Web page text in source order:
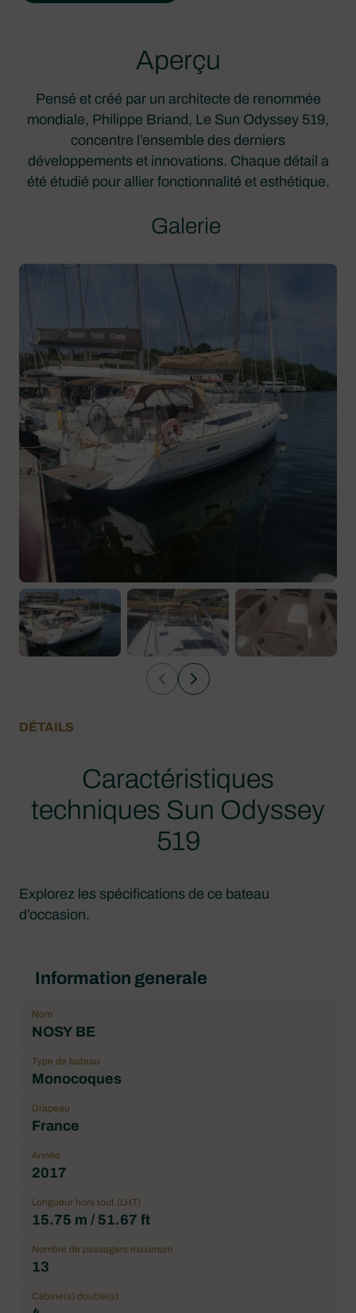
Aperçu
Pensé et créé par un architecte de renommée
mondiale, Philippe Briand, Le Sun Odyssey 519,
concentre l’ensemble des derniers
développements et innovations. Chaque détail a
été étudié pour allier fonctionnalité et esthétique.
Galerie
DÉTAILS
Caractéristiques
techniques Sun Odyssey
519
Explorez les spécifications de ce bateau
d’occasion.
Information generale
Nom
NOSY BE
Type de bateau
Monocoques
Drapeau
France
Année
2017
Longueur hors tout (LHT)
15.75 m / 51.67 ft
Nombre de passagers maximum
13
Cabine(s) double(s)